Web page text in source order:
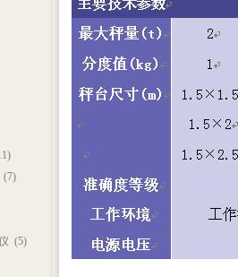
(7)
(5)